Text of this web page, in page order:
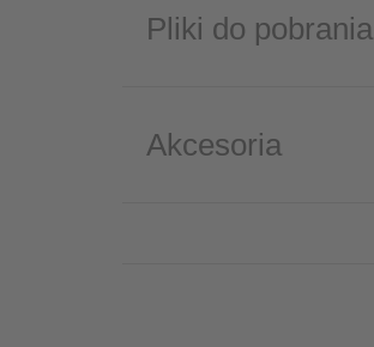
Pliki do pobrania
Akcesoria